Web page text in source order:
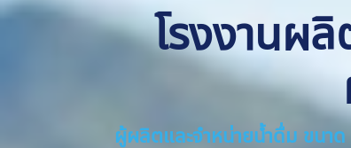
โรงงานผ
ผู้ผลิตและจำหน่ายน้ำดื่ม ขนาด